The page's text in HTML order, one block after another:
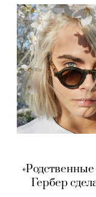
Гербер